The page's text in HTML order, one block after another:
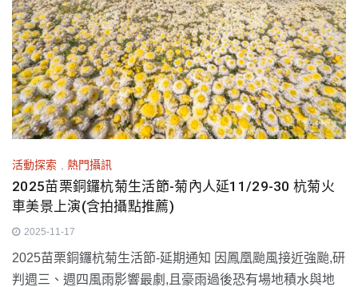
活動探索 熱門攝訊
2025苗栗銅鑼杭菊生活節-菊內人延11/29-30 杭菊火
車美景上演(含拍攝點推薦)
2025-11-17
2025苗栗銅鑼杭菊生活節-延期通知 因鳳凰颱風接近強颱,研
判週三、週四風雨影響最劇,且豪雨過後恐有場地積水與地